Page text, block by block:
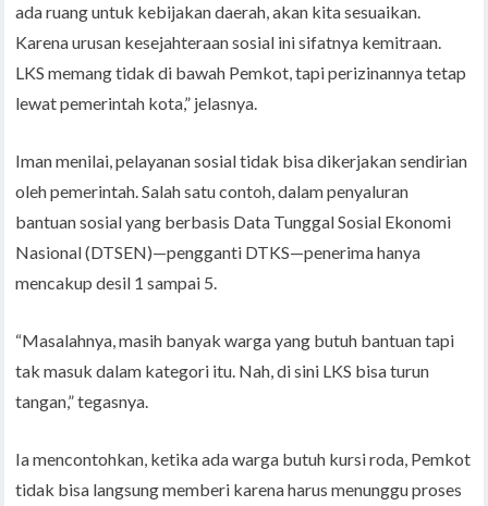
ada ruang untuk kebijakan daerah, akan kita sesuaikan.
Karena urusan kesejahteraan sosial ini sifatnya kemitraan.
LKS memang tidak di bawah Pemkot, tapi perizinannya tetap
lewat pemerintah kota,” jelasnya.
Iman menilai, pelayanan sosial tidak bisa dikerjakan sendirian
oleh pemerintah. Salah satu contoh, dalam penyaluran
bantuan sosial yang berbasis Data Tunggal Sosial Ekonomi
Nasional (DTSEN)—pengganti DTKS—penerima hanya
mencakup desil 1 sampai 5.
“Masalahnya, masih banyak warga yang butuh bantuan tapi
tak masuk dalam kategori itu. Nah, di sini LKS bisa turun
tangan,” tegasnya.
Ia mencontohkan, ketika ada warga butuh kursi roda, Pemkot
tidak bisa langsung memberi karena harus menunggu proses